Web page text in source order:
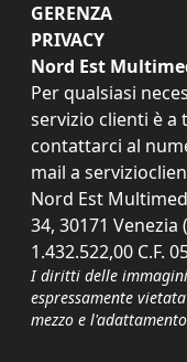
GERENZA
PRIVACY
Nord Est
Per qualsiasi
servizio clienti è a
contattarci al
mail a
Nord Est
34, 30171 Venezia
1.432.522,00 C.F.
I diritti delle
espressamente
mezzo e